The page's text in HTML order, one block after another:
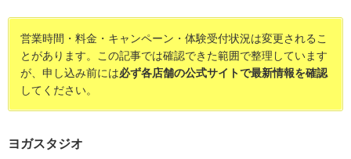
営業時間・料金・キャンペーン・体験受付状況は変更されるこ
とがあります。この記事では確認できた範囲で整理しています
が、申し込み前には必ず各店舗の公式サイトで最新情報を確認
してください。
ヨガスタジオ